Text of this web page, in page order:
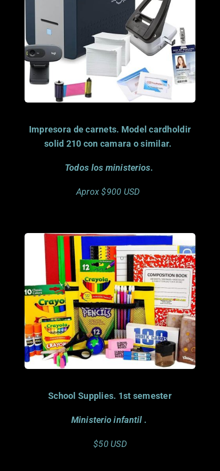
donar este articulo.
Gracias.
Impresora de carnets. Model cardholdir
solid 210 con camara o similar.
Todos los ministerios.
Aprox $900 USD
Porfavor considera
donar este articulo.
Gracias.
School Supplies. 1st semester
Ministerio infantil .
$50 USD